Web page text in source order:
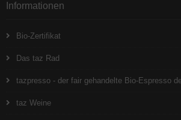
Informationen
Bio-Zertifikat
Das taz Rad
tazpresso - der fair gehandelte Bio-Espresso
taz Weine